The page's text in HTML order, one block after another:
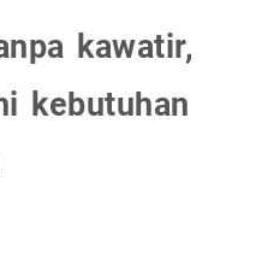
kawatir,
kebutuhan